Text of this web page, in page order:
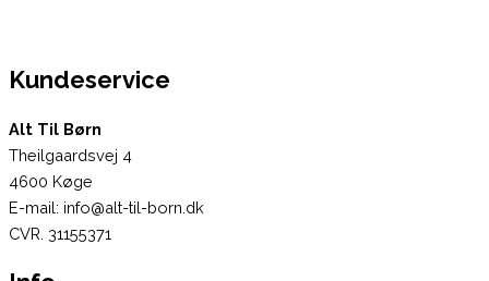
Kundeservice
Alt Til Børn
Theilgaardsvej 4
4600 Køge
E-mail: info@alt-til-born.dk
CVR. 31155371